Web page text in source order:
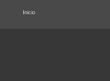
Inicio